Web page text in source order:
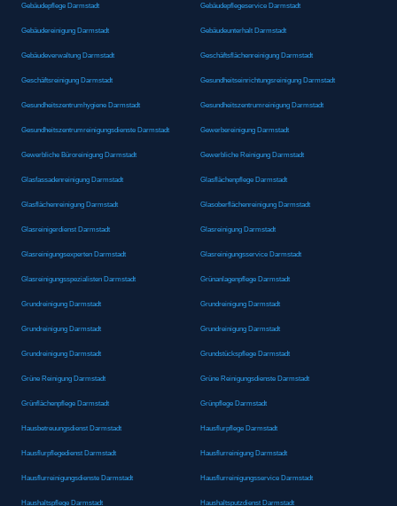
Gebäudepflege Darmstadt Gebäudepflegeservice Darmstadt
Gebäudereinigung Darmstadt Gebäudeunterhalt Darmstadt
Gebäudeverwaltung Darmstadt Geschäftsflächenreinigung Darmstadt
Geschäftsreinigung Darmstadt Gesundheitseinrichtungsreinigung Darmstadt
Gesundheitszentrumhygiene Darmstadt Gesundheitszentrumreinigung Darmstadt
Gesundheitszentrumreinigungsdienste Darmstadt Gewerbereinigung Darmstadt
Gewerbliche Büroreinigung Darmstadt Gewerbliche Reinigung Darmstadt
Glasfassadenreinigung Darmstadt Glasflächenpflege Darmstadt
Glasflächenreinigung Darmstadt Glasoberflächenreinigung Darmstadt
Glasreinigerdienst Darmstadt Glasreinigung Darmstadt
Glasreinigungsexperten Darmstadt Glasreinigungsservice Darmstadt
Glasreinigungsspezialisten Darmstadt Grünanlagenpflege Darmstadt
Grundreinigung Darmstadt Grundreinigung Darmstadt
Grundreinigung Darmstadt Grundreinigung Darmstadt
Grundreinigung Darmstadt Grundstückspflege Darmstadt
Grüne Reinigung Darmstadt Grüne Reinigungsdienste Darmstadt
Grünflächenpflege Darmstadt Grünpflege Darmstadt
Hausbetreuungsdienst Darmstadt Hausflurpflege Darmstadt
Hausflurpflegedienst Darmstadt Hausflurreinigung Darmstadt
Hausflurreinigungsdienste Darmstadt Hausflurreinigungsservice Darmstadt
Haushaltspflege Darmstadt Haushaltsputzdienst Darmstadt